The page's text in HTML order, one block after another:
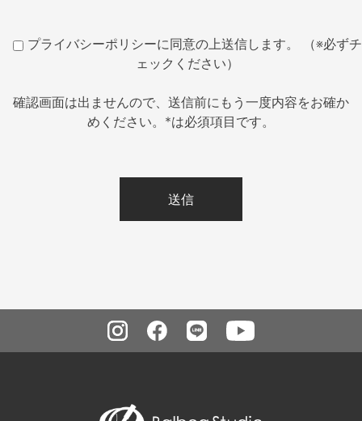
プライバシーポリシーに同意の上送信します。 （※必ずチ
ェックください）
確認画面は出ませんので、送信前にもう一度内容をお確か
めください。*は必須項目です。